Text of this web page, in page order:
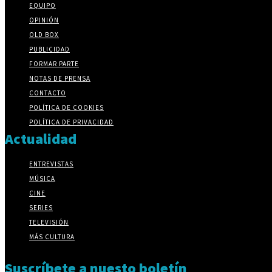
EQUIPO
OPINIÓN
OLD BOX
PUBLICIDAD
FORMAR PARTE
NOTAS DE PRENSA
CONTACTO
POLÍTICA DE COOKIES
POLÍTICA DE PRIVACIDAD
Actualidad
ENTREVISTAS
MÚSICA
CINE
SERIES
TELEVISIÓN
MÁS CULTURA
Suscríbete a nuesto boletín